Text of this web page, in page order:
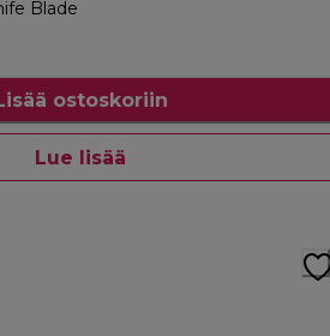
Blade
ostoskoriin
Lue lisää